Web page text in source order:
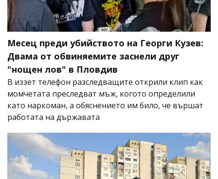
Месец преди убийството на Георги Кузев:
Двама от обвиняемите заснели друг
"нощен лов" в Пловдив
В иззет телефон разследващите открили клип как
момчетата преследват мъж, когото определили
като наркоман, а обяснението им било, че вършат
работата на държавата